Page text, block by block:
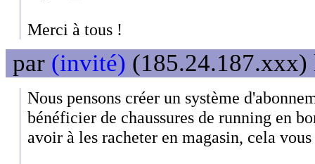
Merci à tous !
par (invité) (185.24.187.xxx)
Nous pensons créer un système
bénéficier de chaussures de running en
avoir à les racheter en magasin, cela